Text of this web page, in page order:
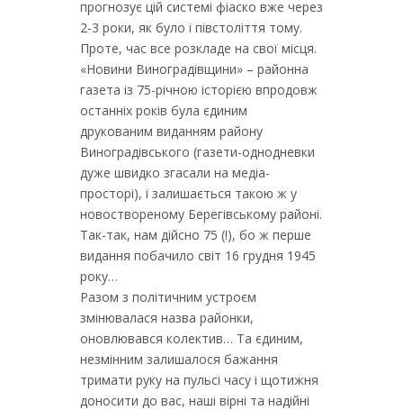
прогнозує цій системі фіаско вже через
2-3 роки, як було і півстоліття тому.
Проте, час все розкладе на свої місця.
«Новини Виноградівщини» – районна
газета із 75-річною історією впродовж
останніх років була єдиним
друкованим виданням району
Виноградівського (газети-однодневки
дуже швидко згасали на медіа-
просторі), і залишається такою ж у
новоствореному Берегівському районі.
Так-так, нам дійсно 75 (!), бо ж перше
видання побачило світ 16 грудня 1945
року…
Разом з політичним устроєм
змінювалася назва районки,
оновлювався колектив… Та єдиним,
незмінним залишалося бажання
тримати руку на пульсі часу і щотижня
доносити до вас, наші вірні та надійні